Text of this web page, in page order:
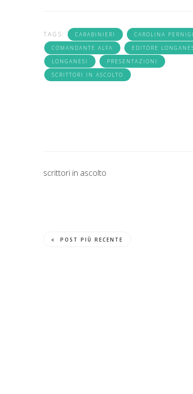
TAGS: CARABINIERI
CAROLINA
COMANDANTE ALFA
EDITORE
LONGANESI
PRESENTAZIONI
SCRITTORI IN ASCOLTO
scrittori in ascolto
POST PIÙ RECENTE